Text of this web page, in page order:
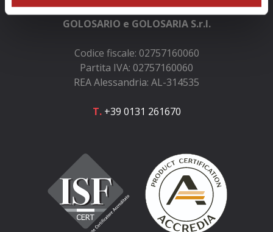
GOLOSARIO e GOLOSARIA S.r.l.
Codice fiscale: 02757160060
Partita IVA: 02757160060
REA Alessandria: AL-314535
T.+39 0131 261670